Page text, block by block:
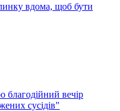
вдома, щоб бути
благодійний вечір
сусідів"